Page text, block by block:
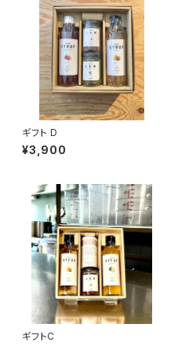
ギフト D
¥3,900
ギフトC